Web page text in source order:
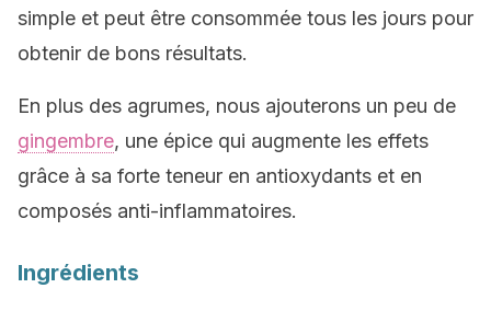
simple et peut être consommée tous les jours pour
obtenir de bons résultats.
En plus des agrumes, nous ajouterons un peu de
gingembre, une épice qui augmente les effets
grâce à sa forte teneur en antioxydants et en
composés anti-inflammatoires.
Ingrédients